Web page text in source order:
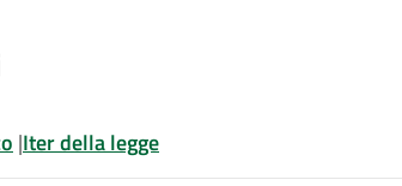
|Iter della legge